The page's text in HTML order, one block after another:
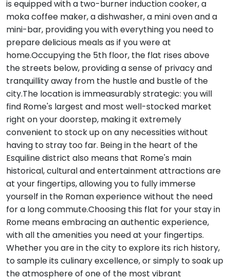
is equipped with a two-burner induction cooker, a
moka coffee maker, a dishwasher, a mini oven and a
mini-bar, providing you with everything you need to
prepare delicious meals as if you were at
home.Occupying the 5th floor, the flat rises above
the streets below, providing a sense of privacy and
tranquillity away from the hustle and bustle of the
city.The location is immeasurably strategic: you will
find Rome's largest and most well-stocked market
right on your doorstep, making it extremely
convenient to stock up on any necessities without
having to stray too far. Being in the heart of the
Esquiline district also means that Rome's main
historical, cultural and entertainment attractions are
at your fingertips, allowing you to fully immerse
yourself in the Roman experience without the need
for a long commute.Choosing this flat for your stay in
Rome means embracing an authentic experience,
with all the amenities you need at your fingertips.
Whether you are in the city to explore its rich history,
to sample its culinary excellence, or simply to soak up
the atmosphere of one of the most vibrant